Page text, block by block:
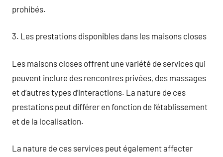
prohibés.
3. Les prestations disponibles dans les maisons closes
Les maisons closes offrent une variété de services qui
peuvent inclure des rencontres privées, des massages
et d’autres types d’interactions. La nature de ces
prestations peut différer en fonction de l’établissement
et de la localisation.
La nature de ces services peut également affecter